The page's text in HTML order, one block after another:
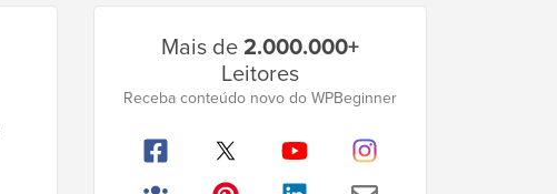
Lateral
Principal
Mais de2.000.000+
Leitores
Receba conteúdo novo do WPBeginner